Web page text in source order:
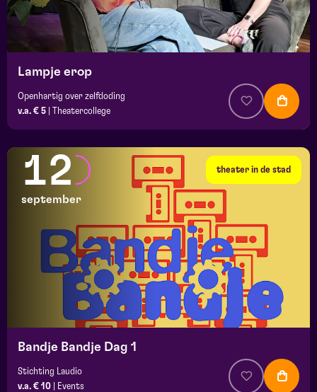
Lampje erop
Openhartig over zelfdoding
v.a. € 5
Theatercollege
theater in de stad
12
september
Bandje Bandje Dag 1
Stichting Laudio
v.a. € 10
Events